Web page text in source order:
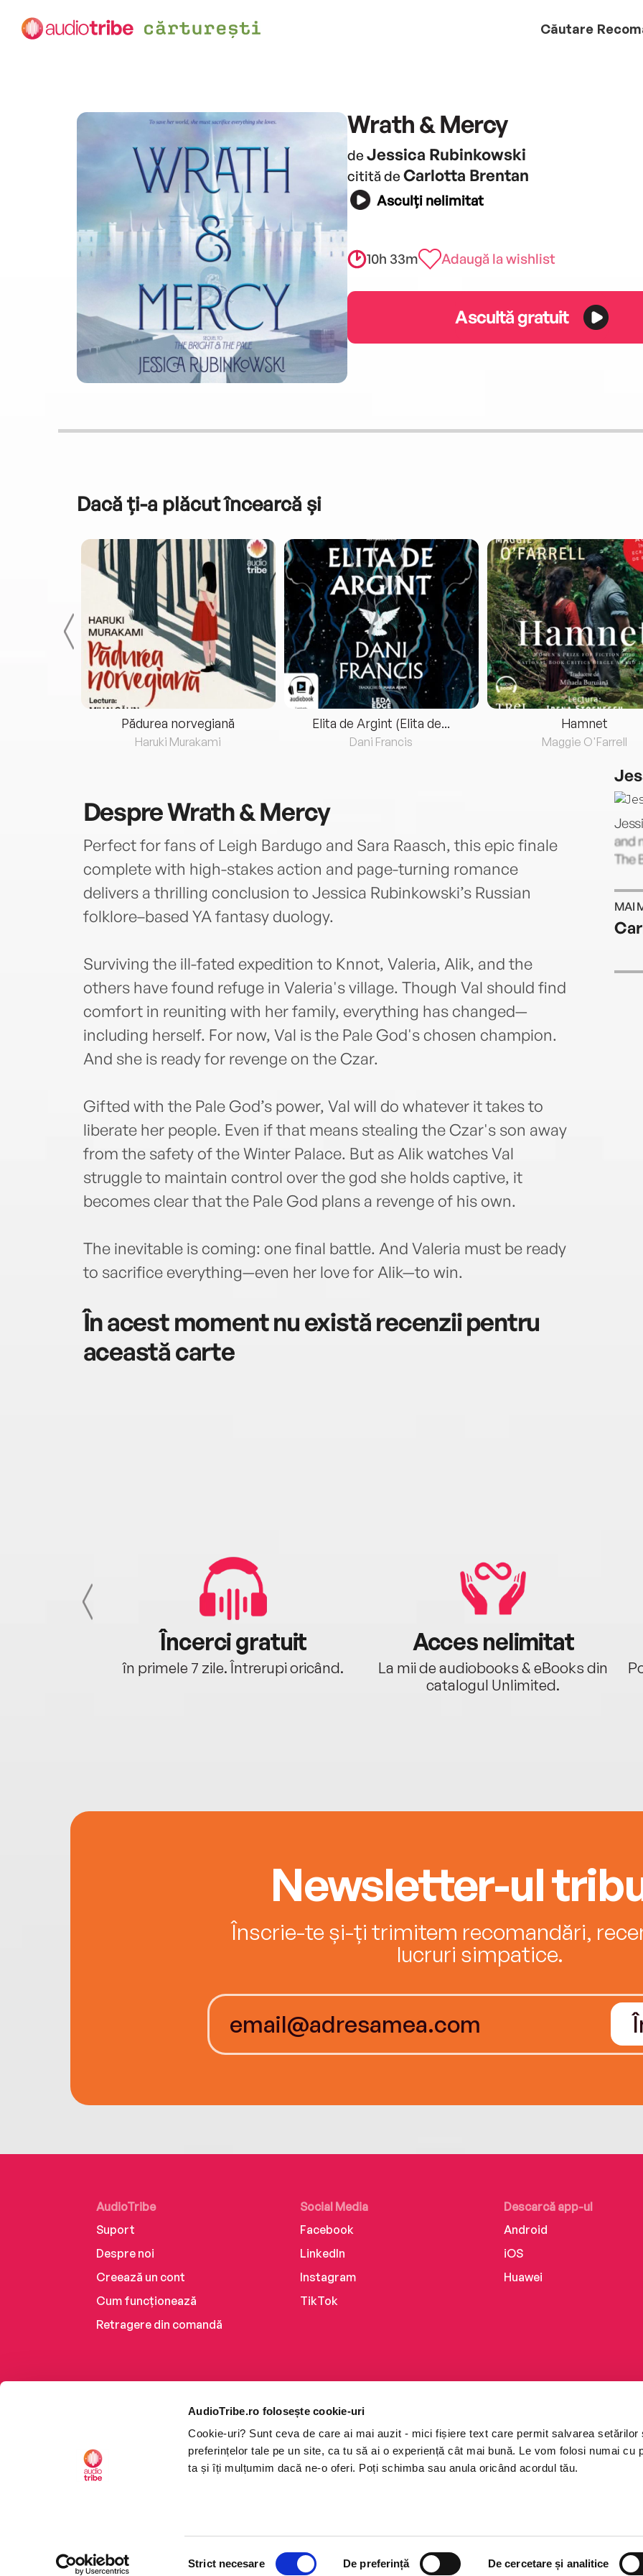
AudioTribe.ro folosește cookie-uri
Cookie-uri? Sunt ceva de care ai mai auzit - mici fișiere text care permit salvarea setărilor
preferințelor tale pe un site, ca tu să ai o experiență cât mai bună. Le vom folosi numai cu
ta și îți mulțumim dacă ne-o oferi. Poți schimba sau anula oricând acordul tău.
Strict necesare De preferință De cercetare și analitice
Căutare
Wrath & Mercy
de Jessica Rubinkowski
citită de Carlotta Brentan
Asculți nelimitat
10h 33m Adaugă la wishlist
Ascultă gratuit
Dacă ți-a plăcut încearcă și
Pădurea norvegiană
Haruki Murakami
Elita de Argint (Elita de...
Dani Francis
Hamnet
Maggie O'Farrell
DespreWrath & Mercy
Perfect for fans of Leigh Bardugo and Sara Raasch, this epic finale
complete with high-stakes action and page-turning romance
delivers a thrilling conclusion to Jessica Rubinkowski’s Russian
folklore–based YA fantasy duology.
Surviving the ill-fated expedition to Knnot, Valeria, Alik, and the
others have found refuge in Valeria's village. Though Val should find
comfort in reuniting with her family, everything has changed—
including herself. For now, Val is the Pale God's chosen champion.
And she is ready for revenge on the Czar.
Gifted with the Pale God’s power, Val will do whatever it takes to
liberate her people. Even if that means stealing the Czar's son away
from the safety of the Winter Palace. But as Alik watches Val
struggle to maintain control over the god she holds captive, it
becomes clear that the Pale God plans a revenge of his own.
The inevitable is coming: one final battle. And Valeria must be ready
to sacrifice everything—even her love for Alik—to win.
În acest moment nu există recenzii pentru
această carte
and
The
MAI
Încerci gratuit
în primele 7 zile. Întrerupi oricând.
Acces nelimitat
La mii de audiobooks & eBooks din
catalogul Unlimited.
Newsletter-ul
Înscrie-te și-ți trimitem recomandări,
lucruri simpatice.
AudioTribe
Suport
Despre noi
Creează un cont
Cum funcționează
Retragere din comandă
Social Media
Facebook
LinkedIn
Instagram
TikTok
Descarcă app-ul
Android
iOS
Huawei
©2026 Nemo EPG SRL. Toate drepturile rezervate.